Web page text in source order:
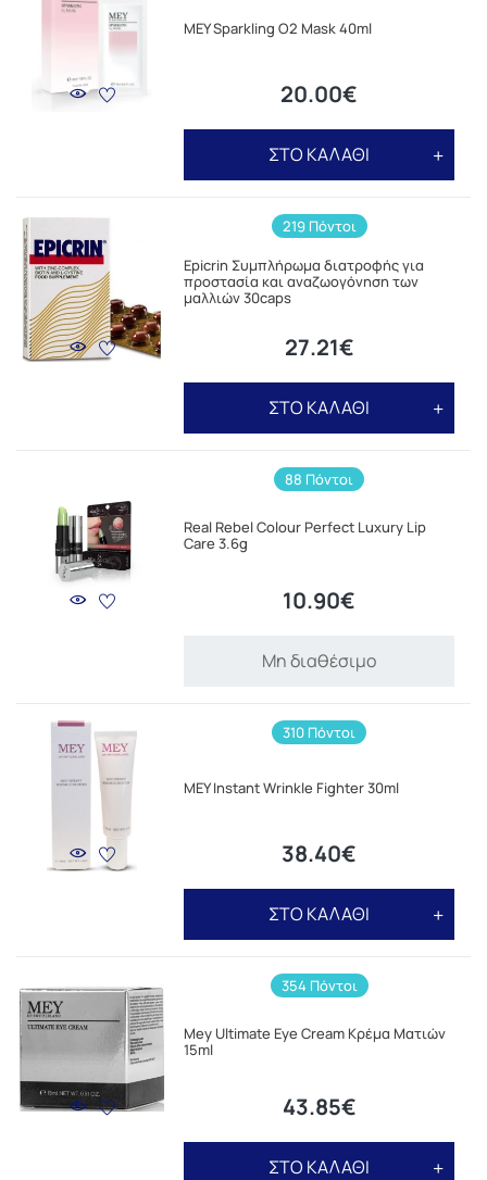
MEY Sparkling O2 Mask 40ml
20.00€
ΣΤΟ ΚΑΛΑΘΙ
219 Πόντοι
Epicrin Συμπλήρωμα διατροφής για
προστασία και αναζωογόνηση των
μαλλιών 30caps
27.21€
ΣΤΟ ΚΑΛΑΘΙ
88 Πόντοι
Real Rebel Colour Perfect Luxury Lip
Care 3.6g
10.90€
Μη διαθέσιμο
310 Πόντοι
MEY Instant Wrinkle Fighter 30ml
38.40€
ΣΤΟ ΚΑΛΑΘΙ
354 Πόντοι
Mey Ultimate Eye Cream Κρέμα Ματιών
15ml
43.85€
ΣΤΟ ΚΑΛΑΘΙ